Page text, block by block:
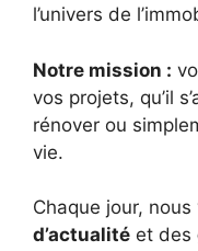
l’univers de
Notre mission :
vos projets, qu’il
rénover ou
vie.
Chaque jour,
d’actualité et des